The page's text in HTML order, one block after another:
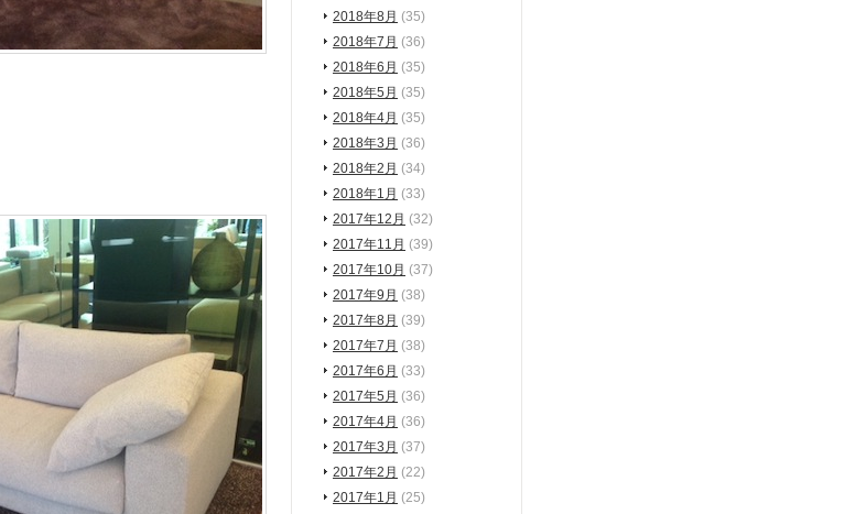
2018年8月 (35)
2018年7月 (36)
2018年6月 (35)
2018年5月 (35)
2018年4月 (35)
2018年3月 (36)
2018年2月 (34)
2018年1月 (33)
2017年12月 (32)
2017年11月 (39)
2017年10月 (37)
2017年9月 (38)
2017年8月 (39)
2017年7月 (38)
2017年6月 (33)
2017年5月 (36)
2017年4月 (36)
2017年3月 (37)
2017年2月 (22)
2017年1月 (25)